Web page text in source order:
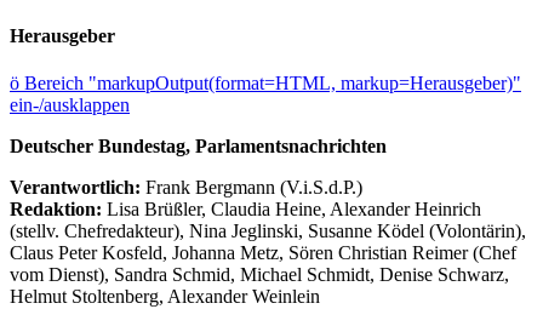
Herausgeber
ö Bereich "markupOutput(format=HTML, markup=Herausgeber)"
ein-/ausklappen
Deutscher Bundestag, Parlamentsnachrichten
Verantwortlich: Frank Bergmann (V.i.S.d.P.)
Redaktion: Lisa Brüßler, Claudia Heine, Alexander Heinrich
(stellv. Chefredakteur), Nina Jeglinski, Susanne Ködel (Volontärin),
Claus Peter Kosfeld, Johanna Metz, Sören Christian Reimer (Chef
vom Dienst), Sandra Schmid, Michael Schmidt, Denise Schwarz,
Helmut Stoltenberg, Alexander Weinlein